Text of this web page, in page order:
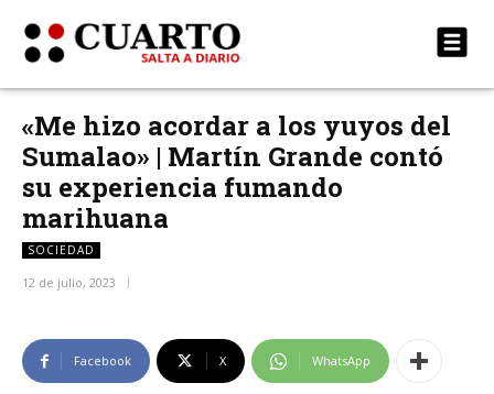
«Me hizo acordar a los yuyos del
Sumalao» | Martín Grande contó
su experiencia fumando
marihuana
SOCIEDAD
12 de julio, 2023
Facebook X WhatsApp